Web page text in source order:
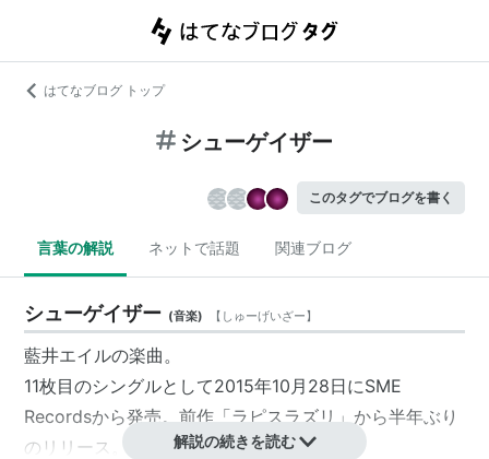
はてなブログ トップ
シューゲイザー
このタグでブログを書く
言葉の解説 ネットで話題 関連ブログ
シューゲイザー (音楽) 【 しゅーげいざー】
藍井エイルの楽曲。
11枚目のシングルとして2015年10月28日にSME
Recordsから発売。前作「ラピスラズリ」から半年ぶり
のリリース。
解説の続きを読む